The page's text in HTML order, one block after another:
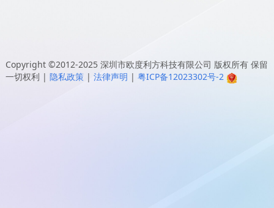
Copyright ©2012-2025 深圳市欧度利方科技有限公司 版权所有 保留
一切权利 | 隐私政策 | 法律声明 | 粤ICP备12023302号-2